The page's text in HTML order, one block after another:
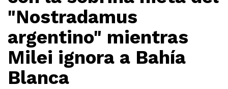
"Nostradamus
argentino" mientras
Milei ignora a Bahía
Blanca